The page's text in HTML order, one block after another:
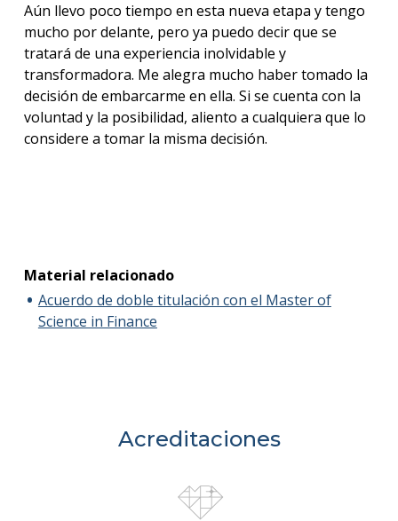
Aún llevo poco tiempo en esta nueva etapa y tengo
mucho por delante, pero ya puedo decir que se
tratará de una experiencia inolvidable y
transformadora. Me alegra mucho haber tomado la
decisión de embarcarme en ella. Si se cuenta con la
voluntad y la posibilidad, aliento a cualquiera que lo
considere a tomar la misma decisión.
Material relacionado
Acuerdo de doble titulación con el Master of
Science in Finance
Acreditaciones